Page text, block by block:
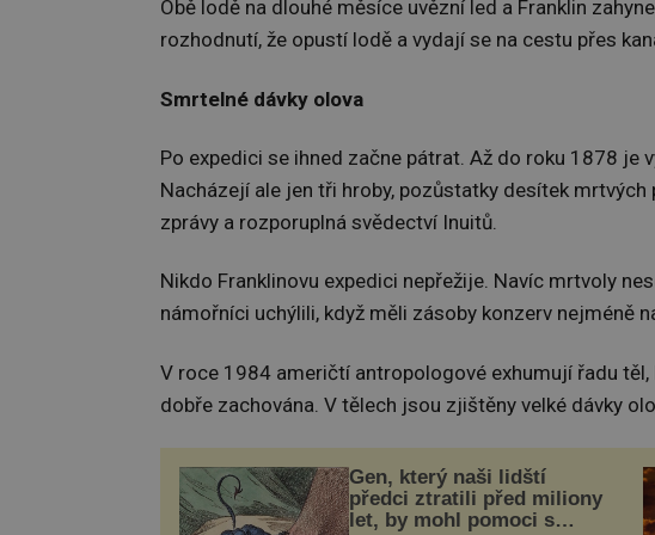
Obě lodě na dlouhé měsíce uvězní led a Franklin
rozhodnutí, že opustí lodě a vydají se na cestu přes
Smrtelné dávky olova
Po expedici se ihned začne pátrat. Až do roku 1878 je
Nacházejí ale jen tři hroby, pozůstatky desítek
zprávy a rozporuplná svědectví Inuitů.
Nikdo Franklinovu expedici nepřežije. Navíc mrtvoly
námořníci uchýlili, když měli zásoby konzerv nejméně
V roce 1984 američtí antropologové exhumují řadu
dobře zachována. V tělech jsou zjištěny velké dávky
Gen, který naši lidští
předci ztratili před miliony
let, by mohl pomoci s